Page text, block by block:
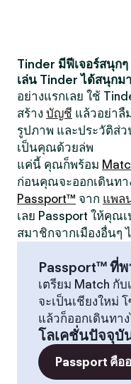
Tinder มีฟีเจอร์สนุก
เล่น Tinder ได้สนุกม
อย่างแรกเลย ใช้
สร้าง บัญชี แล้วอย่าลื
รูปภาพ และประวัติส่
เป็นคุณด้วยล่พ
แค่นี้ คุณก็พร้อม
ก่อนคุณจะออกเดินท
Passport™ จาก แพล
เลย Passport ให้คุณ
สมาชิกจากเมืองอื่นๆ
Passport™ ที่
เตรียม Match กั
จะเป็นเชียงใหม่
แล้วก็ออกเดินทาง
โลเคชั่นปัจจุบั
Passport คือ